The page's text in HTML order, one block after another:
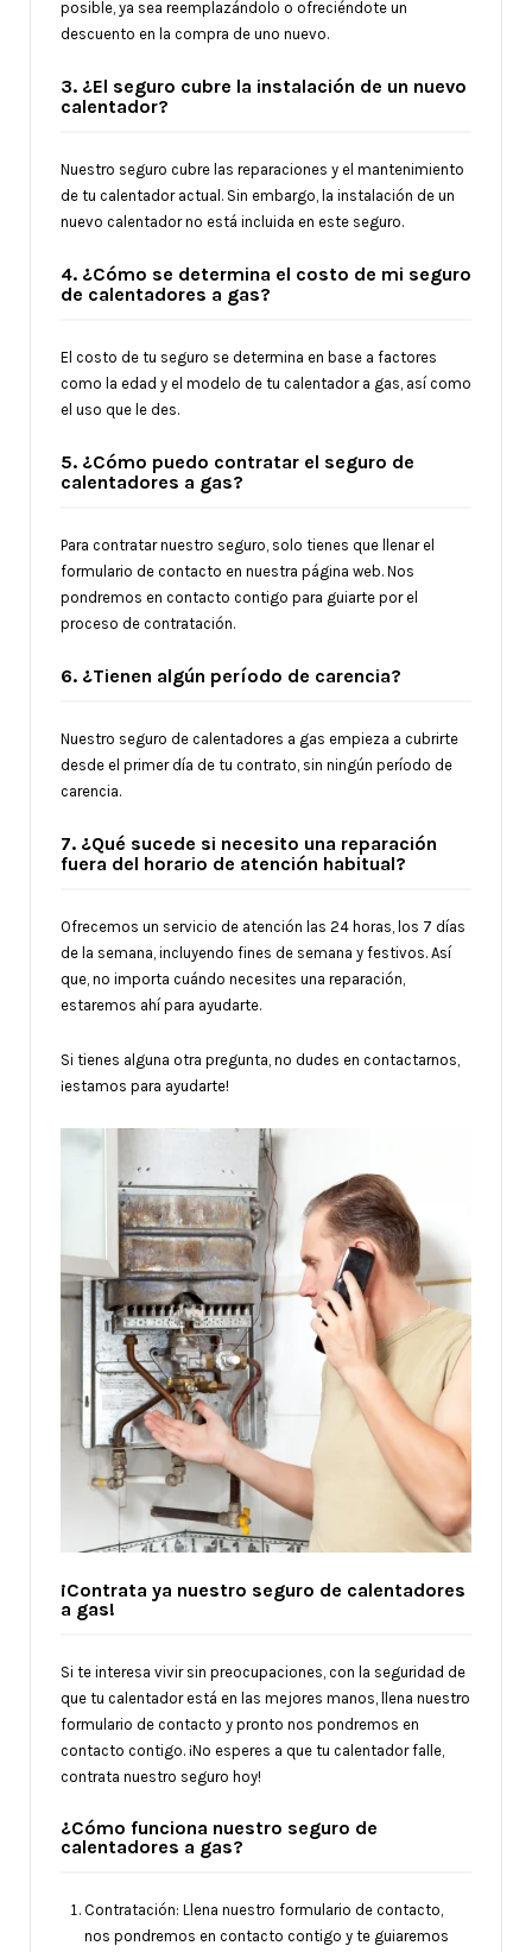
posible, ya sea reemplazándolo o ofreciéndote un
descuento en la compra de uno nuevo.
3. ¿El seguro cubre la instalación de un nuevo
calentador?
Nuestro seguro cubre las reparaciones y el mantenimiento
de tu calentador actual. Sin embargo, la instalación de un
nuevo calentador no está incluida en este seguro.
4. ¿Cómo se determina el costo de mi seguro
de calentadores a gas?
El costo de tu seguro se determina en base a factores
como la edad y el modelo de tu calentador a gas, así como
el uso que le des.
5. ¿Cómo puedo contratar el seguro de
calentadores a gas?
Para contratar nuestro seguro, solo tienes que llenar el
formulario de contacto en nuestra página web. Nos
pondremos en contacto contigo para guiarte por el
proceso de contratación.
6. ¿Tienen algún período de carencia?
Nuestro seguro de calentadores a gas empieza a cubrirte
desde el primer día de tu contrato, sin ningún período de
carencia.
7. ¿Qué sucede si necesito una reparación
fuera del horario de atención habitual?
Ofrecemos un servicio de atención las 24 horas, los 7 días
de la semana, incluyendo fines de semana y festivos. Así
que, no importa cuándo necesites una reparación,
estaremos ahí para ayudarte.
Si tienes alguna otra pregunta, no dudes en contactarnos,
¡estamos para ayudarte!
¡Contrata ya nuestro seguro de calentadores
a gas!
Si te interesa vivir sin preocupaciones, con la seguridad de
que tu calentador está en las mejores manos, llena nuestro
formulario de contacto y pronto nos pondremos en
contacto contigo. ¡No esperes a que tu calentador falle,
contrata nuestro seguro hoy!
¿Cómo funciona nuestro seguro de
calentadores a gas?
Contratación: Llena nuestro formulario de contacto,
nos pondremos en contacto contigo y te guiaremos